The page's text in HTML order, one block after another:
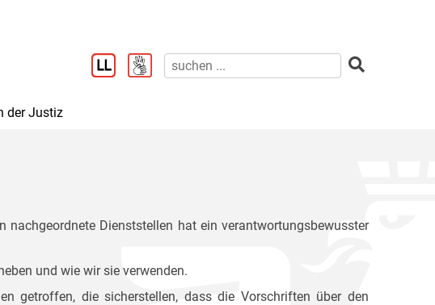
der Justiz
Dienststellen hat ein verantwortungsbewusster
und wie wir sie verwenden.
getroffen, die sicherstellen, dass die Vorschriften über den